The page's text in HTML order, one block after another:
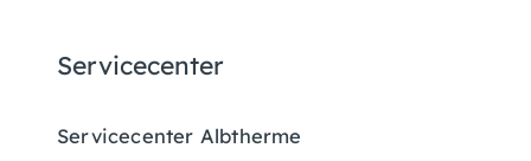
Servicecenter
Servicecenter Albtherme